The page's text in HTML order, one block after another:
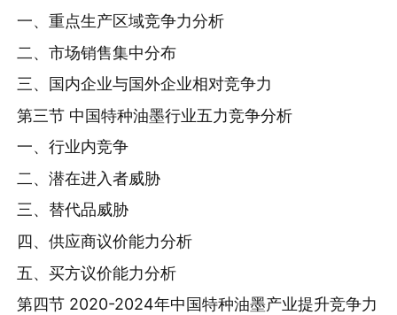
一、重点生产区域竞争力分析
二、市场销售集中分布
三、国内企业与国外企业相对竞争力
第三节 中国特种油墨行业五力竞争分析
一、行业内竞争
二、潜在进入者威胁
三、替代品威胁
四、供应商议价能力分析
五、买方议价能力分析
第四节 2020-2024年中国特种油墨产业提升竞争力